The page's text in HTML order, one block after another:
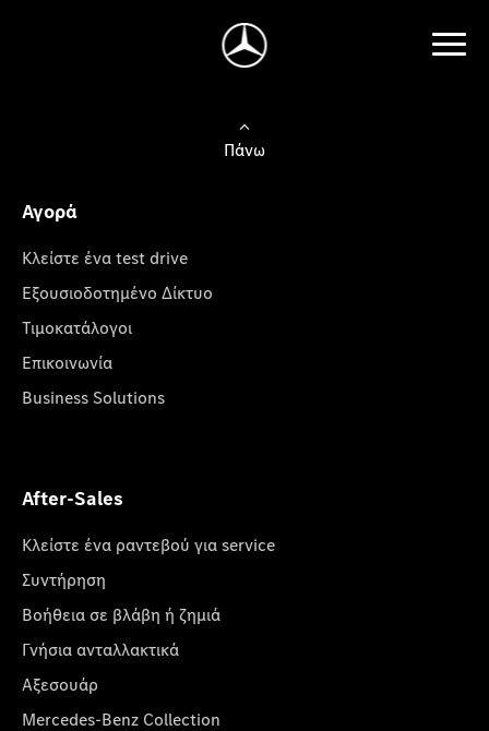
Πάνω
Αγορά
Κλείστε ένα test drive
Εξουσιοδοτημένο Δίκτυο
Τιμοκατάλογοι
Επικοινωνία
Business Solutions
After-Sales
Κλείστε ένα ραντεβού για service
Συντήρηση
Βοήθεια σε βλάβη ή ζημιά
Γνήσια ανταλλακτικά
Αξεσουάρ
Mercedes-Benz Collection